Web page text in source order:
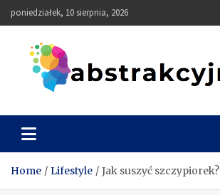
to
poniedziałek, 10 sierpnia, 2026
Abstrakcyjne
Home Lifestyle Jak suszyć szczypiorek?